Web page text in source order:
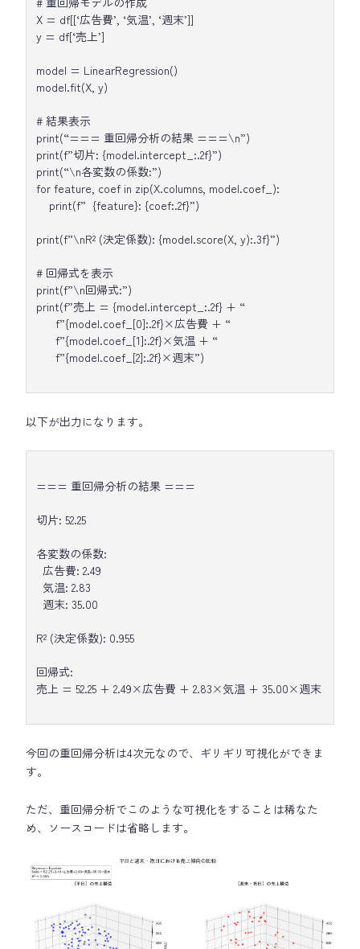
X = df[[‘広告費’, ‘気温’, ‘週末’]]
y = df[‘売上’]
model = LinearRegression()
model.fit(X, y)
# 結果表示
print(“=== 重回帰分析の結果 ===\n”)
print(f”切片: {model.intercept_:.2f}”)
print(“\n各変数の係数:”)
for feature, coef in zip(X.columns, model.coef_):
print(f” {feature}: {coef:.2f}”)
print(f”\nR² (決定係数): {model.score(X, y):.3f}”)
# 回帰式を表示
print(f”\n回帰式:”)
print(f”売上 = {model.intercept_:.2f} + “
f”{model.coef_[0]:.2f}×広告費 + “
f”{model.coef_[1]:.2f}×気温 + “
f”{model.coef_[2]:.2f}×週末”)
以下が出力になります。
=== 重回帰分析の結果 ===
切片: 52.25
各変数の係数:
広告費: 2.49
気温: 2.83
週末: 35.00
R² (決定係数): 0.955
回帰式:
売上 = 52.25 + 2.49×広告費 + 2.83×気温 + 35.00×週末
今回の重回帰分析は4次元なので、ギリギリ可視化ができま
す。
ただ、重回帰分析でこのような可視化をすることは稀なた
め、ソースコードは省略します。